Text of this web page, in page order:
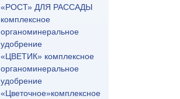
«РОСТ» ДЛЯ РАССАДЫ
комплексное
органоминеральное
удобрение
«ЦВЕТИК» комплексное
органоминеральное
удобрение
«Цветочное»комплексное